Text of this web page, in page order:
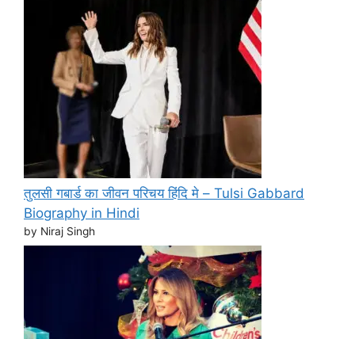
तुलसी गबार्ड का जीवन परिचय हिंदि मे – Tulsi Gabbard
Biography in Hindi
by Niraj Singh